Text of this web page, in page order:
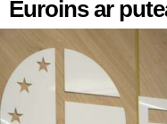
Euroins ar